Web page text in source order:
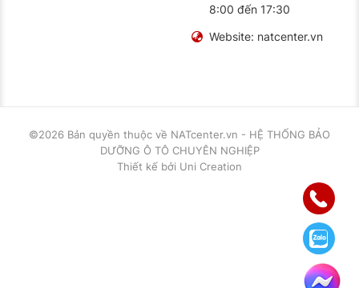
8:00 đến 17:30
Website: natcenter.vn
©2026 Bản quyền thuộc về NATcenter.vn - HỆ THỐNG BẢO
DƯỠNG Ô TÔ CHUYÊN NGHIỆP
Thiết kế bởi Uni Creation